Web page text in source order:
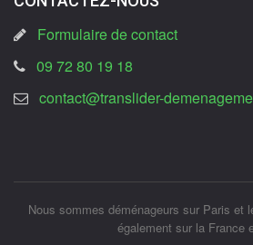
Formulaire de contact
09 72 80 19 18
contact@translider-
Nous sommes déménageurs sur Paris et
également sur la France